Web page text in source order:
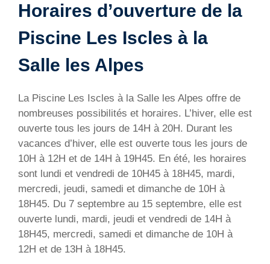
Horaires d’ouverture de la
Piscine Les Iscles à la
Salle les Alpes
La Piscine Les Iscles à la Salle les Alpes offre de
nombreuses possibilités et horaires. L’hiver, elle est
ouverte tous les jours de 14H à 20H. Durant les
vacances d’hiver, elle est ouverte tous les jours de
10H à 12H et de 14H à 19H45. En été, les horaires
sont lundi et vendredi de 10H45 à 18H45, mardi,
mercredi, jeudi, samedi et dimanche de 10H à
18H45. Du 7 septembre au 15 septembre, elle est
ouverte lundi, mardi, jeudi et vendredi de 14H à
18H45, mercredi, samedi et dimanche de 10H à
12H et de 13H à 18H45.